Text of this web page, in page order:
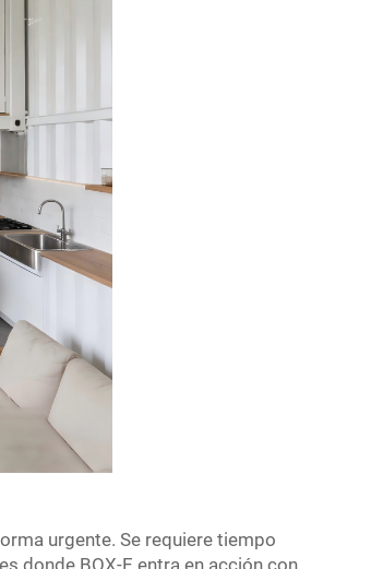
urgente. Se requiere tiempo
donde BOX-E entra en acción con